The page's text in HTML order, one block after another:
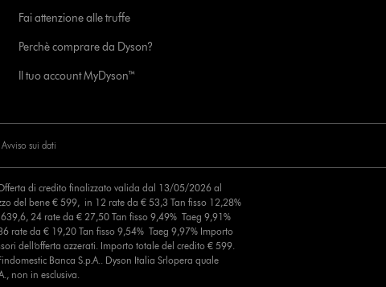
Fai attenzione alle truffe
Perchè comprare da Dyson?
Il tuo account MyDyson™
Avviso sui dati
di credito finalizzato valida dal 13/05/2026 al
del bene € 599, in 12 rate da € 53,3 Tan fisso 12,28%
24 rate da € 27,50 Tan fisso 9,49% Taeg 9,91%
rate da € 19,20 Tan fisso 9,54% Taeg 9,97% Importo
dell’offerta azzerati. Importo totale del credito € 599.
Banca S.p.A.. Dyson Italia Srlopera quale
non in esclusiva.